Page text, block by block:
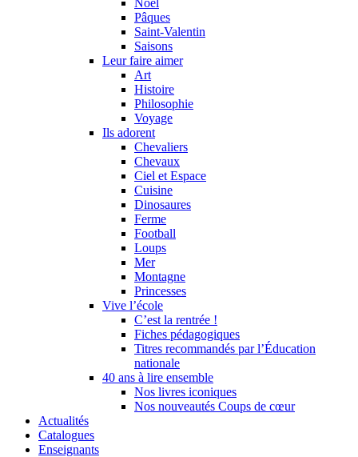
Pâques
Saint-Valentin
Saisons
Leur faire aimer
Art
Histoire
Philosophie
Voyage
Ils adorent
Chevaliers
Chevaux
Ciel et Espace
Cuisine
Dinosaures
Ferme
Football
Loups
Mer
Montagne
Princesses
Vive l’école
C’est la rentrée !
Fiches pédagogiques
Titres recommandés par l’Éducation
nationale
40 ans à lire ensemble
Nos livres iconiques
Nos nouveautés Coups de cœur
Actualités
Catalogues
Enseignants